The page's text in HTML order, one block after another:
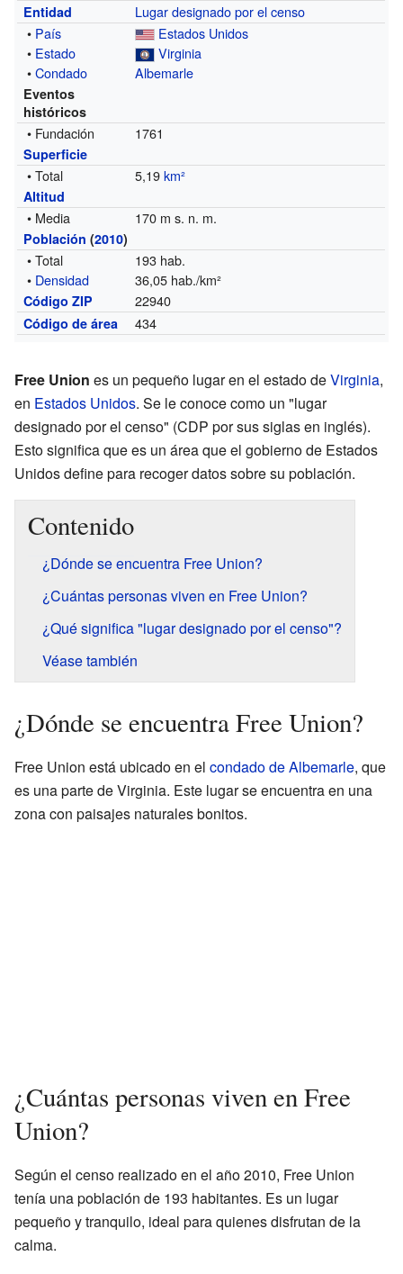
Entidad
Lugar designado por el censo
• País
Estados Unidos
• Estado
Virginia
•Condado Albemarle
Eventos
históricos
• Fundación 1761
Superficie
• Total 5,19km²
Altitud
• Media 170 m s. n. m.
Población (2010)
• Total
193 hab.
• Densidad 36,05 hab./km²
Código ZIP 22940
Código de área 434
Free Union es un pequeño lugar en el estado deVirginia,
en Estados Unidos. Se le conoce como un "lugar
designado por el censo" (CDP por sus siglas en inglés).
Esto significa que es un área que el gobierno de Estados
Unidos define para recoger datos sobre su población.
Contenido
¿Dónde se encuentra Free Union?
¿Cuántas personas viven en Free Union?
¿Qué significa "lugar designado por el censo"?
Véase también
¿Dónde se encuentra Free Union?
Free Union está ubicado en el condado de Albemarle, que
es una parte de Virginia. Este lugar se encuentra en una
zona con paisajes naturales bonitos.
¿Cuántas personas viven en Free
Union?
Según el censo realizado en el año 2010, Free Union
tenía una población de 193 habitantes. Es un lugar
pequeño y tranquilo, ideal para quienes disfrutan de la
calma.